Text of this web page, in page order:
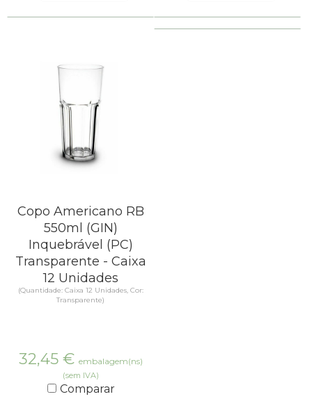
Copo Americano RB
550ml (GIN)
Inquebrável (PC)
Transparente - Caixa
12 Unidades
(Quantidade: Caixa 12 Unidades, Cor:
Transparente)
32,45 € embalagem(ns)
(sem IVA)
Comparar